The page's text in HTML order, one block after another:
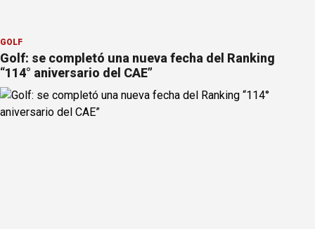
GOLF
Golf: se completó una nueva fecha del Ranking
“114° aniversario del CAE”